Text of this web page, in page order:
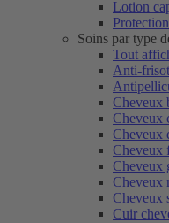
Lotion
Soins par type
Tout
Anti-
Cheveux
Cheveux
Cheveux
Cheveux
Cheveux
Cheveux
Cheveux
Cuir